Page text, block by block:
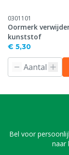
0301101
Oormerk
kunststof
€ 5,30
Bel voor
naar